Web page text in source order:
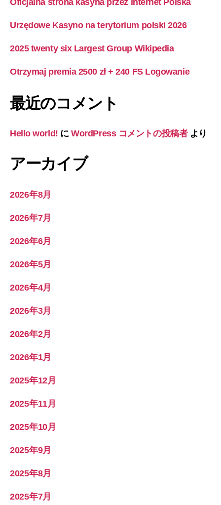
Oficjalna strona kasyna przez internet Polska
Urzędowe Kasyno na terytorium polski 2026
2025 twenty six Largest Group Wikipedia
Otrzymaj premia 2500 zł + 240 FS Logowanie
最近のコメント
Hello world! にWordPress コメントの投稿者より
アーカイブ
2026年8月
2026年7月
2026年6月
2026年5月
2026年4月
2026年3月
2026年2月
2026年1月
2025年12月
2025年11月
2025年10月
2025年9月
2025年8月
2025年7月